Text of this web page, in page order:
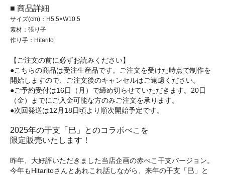
■ 商品詳細
サイズ(cm)：H5.5×W10.5
素材：張り子
作り手：Hitarito
【ご注文の前に必ずお読みください】
●こちらの商品は受注生産品です。ご注文を受けた時点で制作を
開始しますので、ご注文後のキャンセルはご遠慮ください。
●ご予約受付は16日（月）で締め切らせていただきます。20日
（金）までにご入金可能な方のみご注文を承ります。
●次回発送は12月18日頃より順次開始予定です。
2025年の干支「巳」とのコラボべこを
限定販売いたします！
昨年、大好評いただきました当店企画の赤べこ干支バージョン。
今年もHitaritoさんとあれこれ話しながら、来年の干支「巳」と